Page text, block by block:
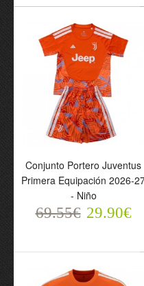
Juventus Primera
Equipación 2026-27 -
Niño
69.55€ 29.90€
Conjunto Portero Juventus
Primera Equipación 2026-
- Niño
69.55€ 29.90€